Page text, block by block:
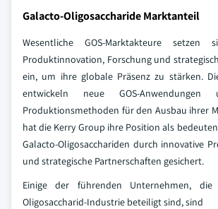
Galacto-Oligosaccharide Marktanteil
Wesentliche GOS-Marktakteure
Produktinnovation, Forschung und
ein, um ihre globale Präsenz zu stärken.
entwickeln neue GOS-Anwendungen
Produktionsmethoden für den Ausbau ihrer
hat die Kerry Group ihre Position als
Galacto-Oligosacchariden durch innovative
und strategische Partnerschaften gesichert.
Einige der führenden Unternehmen,
Oligosaccharid-Industrie beteiligt sind, sind